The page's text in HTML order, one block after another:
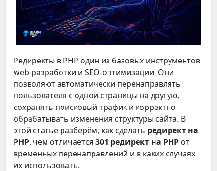
Редиректы в PHP один из базовых инструментов
web-разработки и SEO-оптимизации. Они
позволяют автоматически перенаправлять
пользователя с одной страницы на другую,
сохранять поисковый трафик и корректно
обрабатывать изменения структуры сайта. В
этой статье разберём, как сделать редирект на
PHP, чем отличается 301 редирект на PHP от
временных перенаправлений и в каких случаях
их использовать.